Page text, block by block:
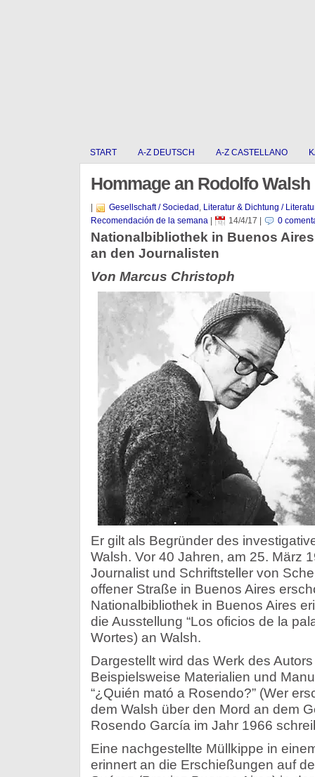
START A-Z DEUTSCH A-Z CASTELLANO
Hommage an Rodolfo Walsh
Gesellschaft / Sociedad , Literatur & Dichtung /
Recomendación de la semana| 14/4/17 0
Nationalbibliothek in Buenos
an den Journalisten
Von Marcus Christoph
Er gilt als Begründer des
Walsh. Vor 40 Jahren, am 25. März
Journalist und Schriftsteller von
offener Straße in Buenos Aires
Nationalbibliothek in Buenos Aires
die Ausstellung “Los oficios de la
Wortes) an Walsh.
Dargestellt wird das Werk des
Beispielsweise Materialien und
“¿Quién mató a Rosendo?” (Wer
dem Walsh über den Mord an dem
Rosendo García im Jahr 1966
Eine nachgestellte Müllkippe in
erinnert an die Erschießungen auf